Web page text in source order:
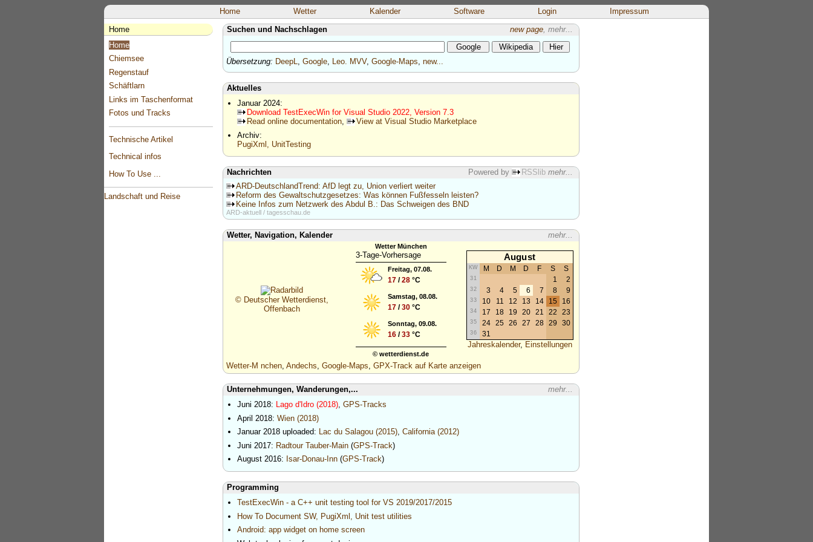
Home Wetter Kalender Software Login
Impressum
Home
Home
Chiemsee
Regenstauf
Schäftlarn
Links im Taschenformat
Fotos und Tracks
Technische Artikel
Technical infos
How To Use ...
Landschaft und Reise
Suchen und Nachschlagen new page, mehr...
Übersetzung: DeepL,Google, Leo. MVV,Google-Maps,new...
Aktuelles
Januar 2024:
Download TestExecWin for Visual Studio 2022, Version 7.3
Read online documentation,
View at Visual Studio Marketplace
Archiv:
PugiXml, UnitTesting
Nachrichten Powered by RSSlib mehr...
ARD-DeutschlandTrend: AfD legt zu, Union verliert weiter
Reform des Gewaltschutzgesetzes: Was können Fußfesseln leisten?
Keine Infos zum Netzwerk des Abdul B.: Das Schweigen des BND
ARD-aktuell / tagesschau.de
Wetter, Navigation, Kalender mehr...
© Deutscher Wetterdienst,
Offenbach
Wetter München
3-Tage-Vorhersage
Freitag, 07.08.
17/28°C
Samstag, 08.08.
17/30°C
Sonntag, 09.08.
16/33°C
© wetterdienst.de
August
KW M D M D F S S
31 1 2
32 3 4 5 6 7 8 9
33 10 11 12 13 14 15 16
34 17 18 19 20 21 22 23
35 24 25 26 27 28 29 30
36 31
Jahreskalender, Einstellungen
Wetter-M nchen,Andechs,Google-Maps,GPX-Track auf Karte anzeigen
Unternehmungen, Wanderungen,...
mehr...
Juni 2018: Lago d'Idro (2018),GPS-Tracks
April 2018:Wien (2018)
Januar 2018 uploaded: Lac du Salagou (2015),California (2012)
Juni 2017: Radtour Tauber-Main (GPS-Track)
August 2016: Isar-Donau-Inn (GPS-Track)
Programming
TestExecWin - a C++ unit testing tool for VS 2019/2017/2015
How To Document SW, PugiXml, Unit test utilities
Android: app widget on home screen